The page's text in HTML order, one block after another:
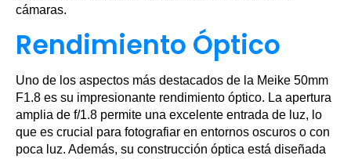
cámaras.
Rendimiento Óptico
Uno de los aspectos más destacados de la Meike 50mm
F1.8 es su impresionante rendimiento óptico. La apertura
amplia de f/1.8 permite una excelente entrada de luz, lo
que es crucial para fotografiar en entornos oscuros o con
poca luz. Además, su construcción óptica está diseñada